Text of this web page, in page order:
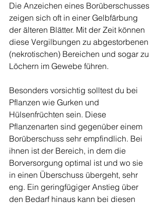
Die Anzeichen eines Borüberschusses
zeigen sich oft in einer Gelbfärbung
der älteren Blätter. Mit der Zeit können
diese Vergilbungen zu abgestorbenen
(nekrotischen) Bereichen und sogar zu
Löchern im Gewebe führen.
Besonders vorsichtig solltest du bei
Pflanzen wie Gurken und
Hülsenfrüchten sein. Diese
Pflanzenarten sind gegenüber einem
Borüberschuss sehr empfindlich. Bei
ihnen ist der Bereich, in dem die
Borversorgung optimal ist und wo sie
in einen Überschuss übergeht, sehr
eng. Ein geringfügiger Anstieg über
den Bedarf hinaus kann bei diesen